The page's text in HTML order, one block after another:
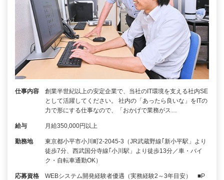
仕事内容
創業半世紀以上の安定企業で、当社のIT環境を支える社内SE
として活躍してください。 社内の「あったら良いな」をITの
力で形にする仕事なので、「おかげで業務がス…
給与 月給350,000円以上
勤務地
東京都小平市小川町2-2045-3（JR武蔵野線｢新小平駅」より
徒歩7分、西武国分寺線｢小川駅」より徒歩13分／車・バイ
ク・自転車通勤OK）
応募資格
WEBシステム開発経験者優遇（実務経験2～3年目安） ■P